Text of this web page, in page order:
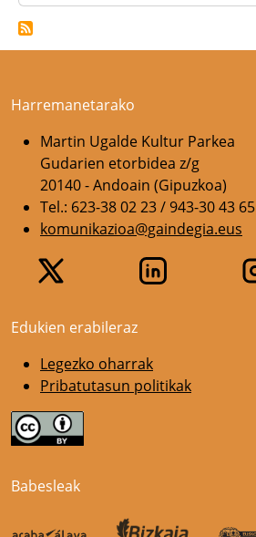
Harremanetarako
Martin Ugalde Kultur Parkea
Gudarien etorbidea z/g
20140 - Andoain (Gipuzkoa)
Tel.: 623-38 02 23 / 943-30 43 65
komunikazioa@gaindegia.eus
Edukien erabileraz
Legezko oharrak
Pribatutasun politikak
Babesleak